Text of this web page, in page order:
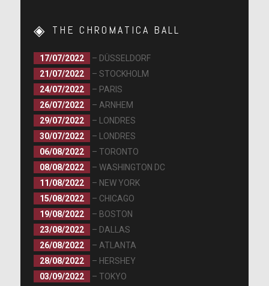
THE CHROMATICA BALL
17/07/2022
– DÜSSELDORF
21/07/2022
– STOCKHOLM
24/07/2022
– PARIS
26/07/2022
– ARNHEM
29/07/2022
– LONDRES
30/07/2022
– LONDRES
06/08/2022
– TORONTO
08/08/2022
– WASHINGTON DC
11/08/2022
– NEW YORK
15/08/2022
– CHICAGO
19/08/2022
– BOSTON
23/08/2022
– DALLAS
26/08/2022
– ATLANTA
28/08/2022
– HERSHEY
03/09/2022
– TOKYO